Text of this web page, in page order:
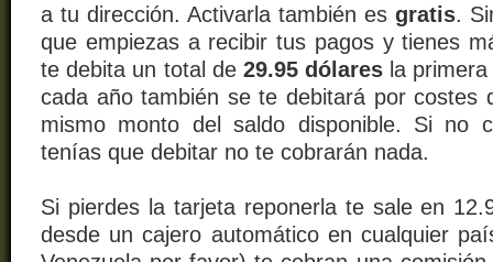
a tu dirección. Activarla también es gratis.
que empiezas a recibir tus pagos y tienes
te debita un total de 29.95 dólares la
cada año también se te debitará por costes
mismo monto del saldo disponible. Si no
tenías que debitar no te cobrarán nada.
Si pierdes la tarjeta reponerla te sale en
desde un cajero automático en cualquier